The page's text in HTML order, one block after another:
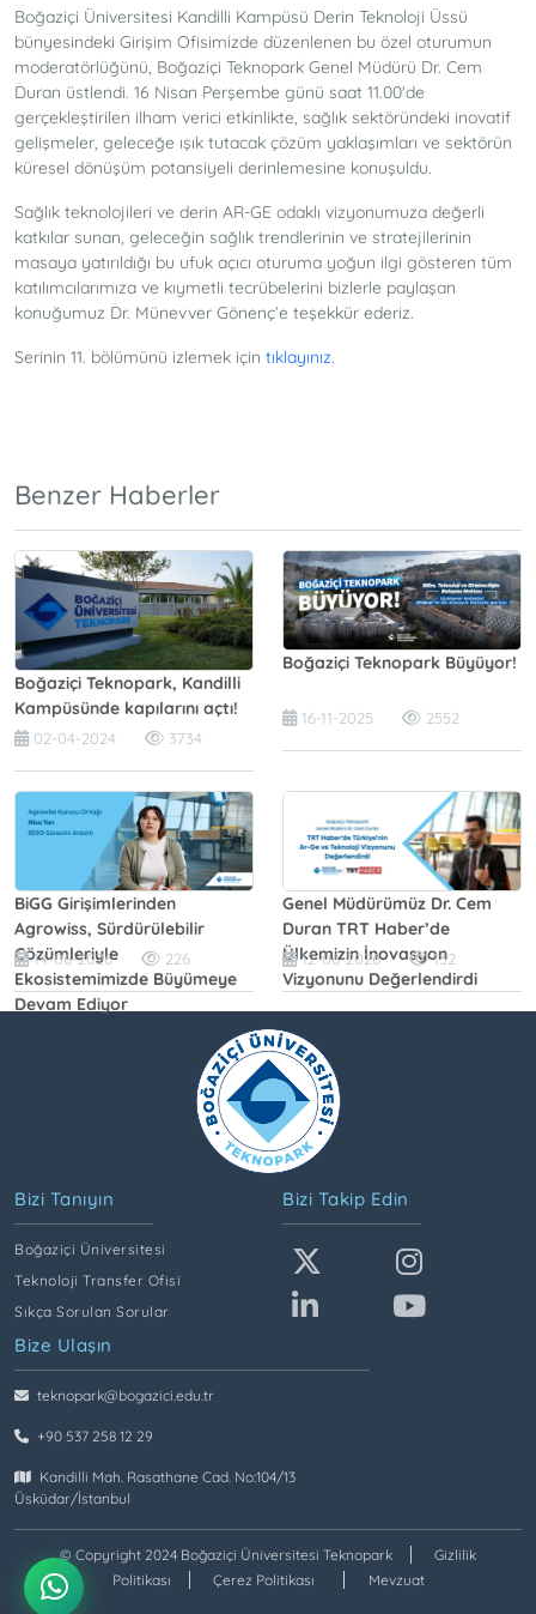
Boğaziçi Üniversitesi Kandilli Kampüsü Derin Teknoloji Üssü
bünyesindeki Girişim Ofisimizde düzenlenen bu özel oturumun
moderatörlüğünü, Boğaziçi Teknopark Genel Müdürü Dr. Cem
Duran üstlendi. 16 Nisan Perşembe günü saat 11.00'de
gerçekleştirilen ilham verici etkinlikte, sağlık sektöründeki inovatif
gelişmeler, geleceğe ışık tutacak çözüm yaklaşımları ve sektörün
küresel dönüşüm potansiyeli derinlemesine konuşuldu.
Sağlık teknolojileri ve derin AR-GE odaklı vizyonumuza değerli
katkılar sunan, geleceğin sağlık trendlerinin ve stratejilerinin
masaya yatırıldığı bu ufuk açıcı oturuma yoğun ilgi gösteren tüm
katılımcılarımıza ve kıymetli tecrübelerini bizlerle paylaşan
konuğumuz Dr. Münevver Gönenç’e teşekkür ederiz.
Serinin 11. bölümünü izlemek için tıklayınız.
Benzer Haberler
Boğaziçi Teknopark, Kandilli
Kampüsünde kapılarını açtı!
02-04-2024 3734
Boğaziçi Teknopark Büyüyor!
16-11-2025 2552
BiGG Girişimlerinden
Agrowiss, Sürdürülebilir
Çözümleriyle
Ekosistemimizde Büyümeye
Devam Ediyor
14-06-2026 226
Genel Müdürümüz Dr. Cem
Duran TRT Haber’de
Ülkemizin İnovasyon
Vizyonunu Değerlendirdi
12-06-2026 132
Bizi Tanıyın
Boğaziçi Üniversitesi
Teknoloji Transfer Ofisi
Sıkça Sorulan Sorular
Bizi Takip Edin
Bize Ulaşın
teknopark@bogazici.edu.tr
+90 537 258 12 29
Kandilli Mah. Rasathane Cad. No:104/13
Üsküdar/İstanbul
© Copyright 2024 Boğaziçi Üniversitesi Teknopark
Gizlilik
Politikası
Çerez Politikası Mevzuat